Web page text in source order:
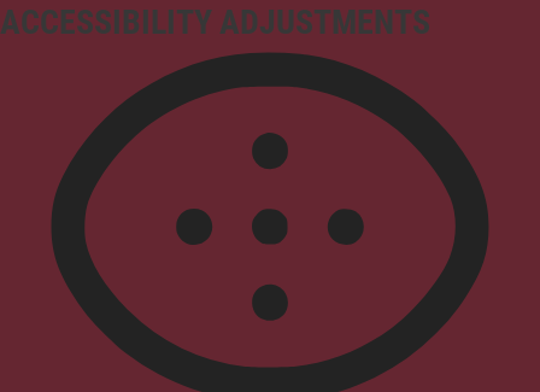
ACCESSIBILITY ADJUSTMENTS